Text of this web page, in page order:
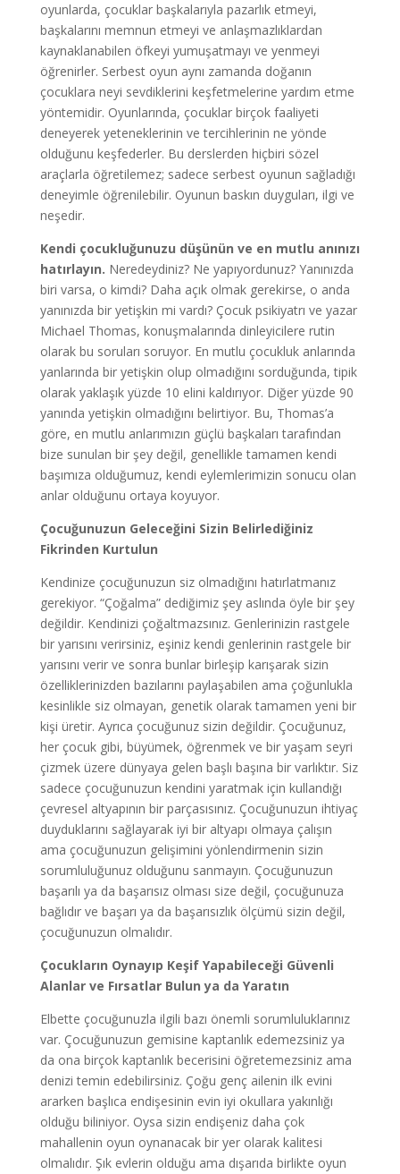
oyunlarda, çocuklar başkalarıyla pazarlık etmeyi,
başkalarını memnun etmeyi ve anlaşmazlıklardan
kaynaklanabilen öfkeyi yumuşatmayı ve yenmeyi
öğrenirler. Serbest oyun aynı zamanda doğanın
çocuklara neyi sevdiklerini keşfetmelerine yardım etme
yöntemidir. Oyunlarında, çocuklar birçok faaliyeti
deneyerek yeteneklerinin ve tercihlerinin ne yönde
olduğunu keşfederler. Bu derslerden hiçbiri sözel
araçlarla öğretilemez; sadece serbest oyunun sağladığı
deneyimle öğrenilebilir. Oyunun baskın duyguları, ilgi ve
neşedir.
Kendi çocukluğunuzu düşünün ve en mutlu anınızı
hatırlayın. Neredeydiniz? Ne yapıyordunuz? Yanınızda
biri varsa, o kimdi? Daha açık olmak gerekirse, o anda
yanınızda bir yetişkin mi vardı? Çocuk psikiyatrı ve yazar
Michael Thomas, konuşmalarında dinleyicilere rutin
olarak bu soruları soruyor. En mutlu çocukluk anlarında
yanlarında bir yetişkin olup olmadığını sorduğunda, tipik
olarak yaklaşık yüzde 10 elini kaldırıyor. Diğer yüzde 90
yanında yetişkin olmadığını belirtiyor. Bu, Thomas’a
göre, en mutlu anlarımızın güçlü başkaları tarafından
bize sunulan bir şey değil, genellikle tamamen kendi
başımıza olduğumuz, kendi eylemlerimizin sonucu olan
anlar olduğunu ortaya koyuyor.
Çocuğunuzun Geleceğini Sizin Belirlediğiniz
Fikrinden Kurtulun
Kendinize çocuğunuzun siz olmadığını hatırlatmanız
gerekiyor. “Çoğalma” dediğimiz şey aslında öyle bir şey
değildir. Kendinizi çoğaltmazsınız. Genlerinizin rastgele
bir yarısını verirsiniz, eşiniz kendi genlerinin rastgele bir
yarısını verir ve sonra bunlar birleşip karışarak sizin
özelliklerinizden bazılarını paylaşabilen ama çoğunlukla
kesinlikle siz olmayan, genetik olarak tamamen yeni bir
kişi üretir. Ayrıca çocuğunuz sizin değildir. Çocuğunuz,
her çocuk gibi, büyümek, öğrenmek ve bir yaşam seyri
çizmek üzere dünyaya gelen başlı başına bir varlıktır. Siz
sadece çocuğunuzun kendini yaratmak için kullandığı
çevresel altyapının bir parçasısınız. Çocuğunuzun ihtiyaç
duyduklarını sağlayarak iyi bir altyapı olmaya çalışın
ama çocuğunuzun gelişimini yönlendirmenin sizin
sorumluluğunuz olduğunu sanmayın. Çocuğunuzun
başarılı ya da başarısız olması size değil, çocuğunuza
bağlıdır ve başarı ya da başarısızlık ölçümü sizin değil,
çocuğunuzun olmalıdır.
Çocukların Oynayıp Keşif Yapabileceği Güvenli
Alanlar ve Fırsatlar Bulun ya da Yaratın
Elbette çocuğunuzla ilgili bazı önemli sorumluluklarınız
var. Çocuğunuzun gemisine kaptanlık edemezsiniz ya
da ona birçok kaptanlık becerisini öğretemezsiniz ama
denizi temin edebilirsiniz. Çoğu genç ailenin ilk evini
ararken başlıca endişesinin evin iyi okullara yakınlığı
olduğu biliniyor. Oysa sizin endişeniz daha çok
mahallenin oyun oynanacak bir yer olarak kalitesi
olmalıdır. Şık evlerin olduğu ama dışarıda birlikte oyun